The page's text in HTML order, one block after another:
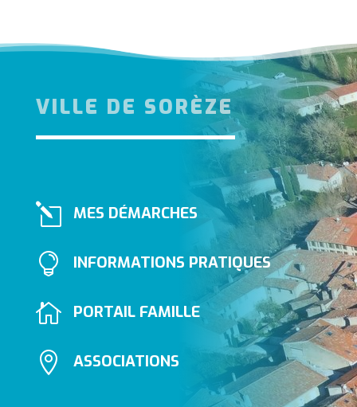
VILLE DE SORÈZE
l MES DÉMARCHES
 INFORMATIONS PRATIQUES
 PORTAIL FAMILLE
 ASSOCIATIONS